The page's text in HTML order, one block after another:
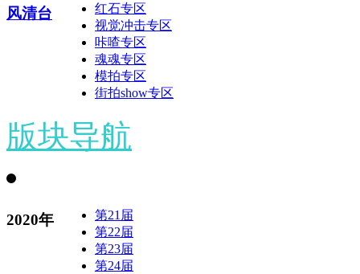
风清台
红石专区
视觉冲击专区
咔喳专区
魂魂专区
模拍专区
街拍show专区
版块导航
2020年
第21届
第22届
第23届
第24届